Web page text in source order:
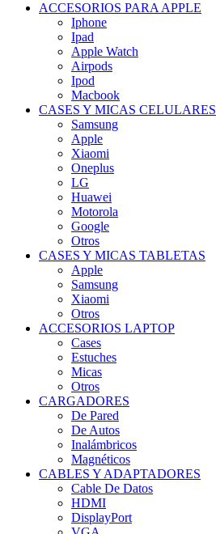
ACCESORIOS PARA APPLE
Iphone
Ipad
Apple Watch
Airpods
Ipod
Macbook
CASES Y MICAS CELULARES
Samsung
Apple
Xiaomi
Oneplus
LG
Huawei
Motorola
Google
Otros
CASES Y MICAS TABLETAS
Apple
Samsung
Xiaomi
Otros
ACCESORIOS LAPTOP
Cases
Estuches
Micas
Otros
CARGADORES
De Pared
De Autos
Inalámbricos
Magnéticos
CABLES Y ADAPTADORES
Cable De Datos
HDMI
DisplayPort